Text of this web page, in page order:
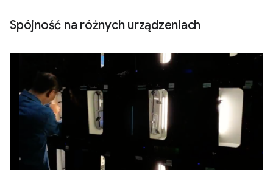
Spójność na różnych urządzeniach